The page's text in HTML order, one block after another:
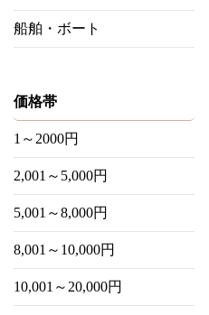
船舶・ボート
価格帯
1～2000円
2,001～5,000円
5,001～8,000円
8,001～10,000円
10,001～20,000円